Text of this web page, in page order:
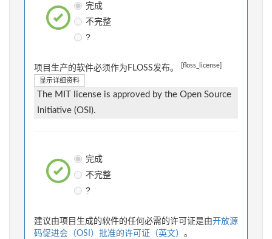
完成
不完整
?
项目生产的软件必须作为FLOSS发布。 [floss_license]
显示详细资料
The MIT license is approved by the Open Source
Initiative (OSI).
完成
不完整
?
建议由项目生成的软件的任何必需的许可证是由开放源
码促进会（OSI）批准的许可证（英文） 。